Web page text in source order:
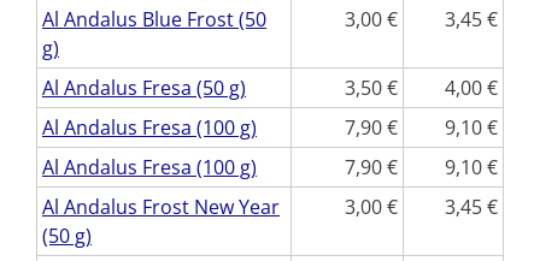
Al Andalus Blue Frost (50
g)
3,00 3,45
Al Andalus Fresa (50 g) 3,50
4,00
Al Andalus Fresa (100 g)
7,90
9,10
Al Andalus Fresa (100 g)
7,90
9,10
Al Andalus Frost New Year
(50 g)
3,00 3,45